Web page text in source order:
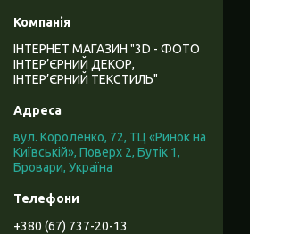
ІНТЕРНЕТ МАГАЗИН "3D - ФОТО
ІНТЕР’ЄРНИЙ ДЕКОР,
ІНТЕР’ЄРНИЙ ТЕКСТИЛЬ"
вул. Короленко, 72, ТЦ «Ринок на
Київській», Поверх 2, Бутік 1,
Бровари, Україна
+380 (67) 737-20-13